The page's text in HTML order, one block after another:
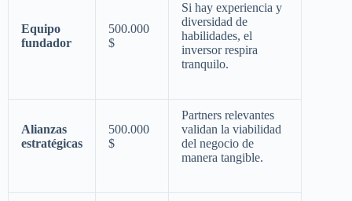
Equipo
fundador
500.000
$
Si hay experiencia y
diversidad de
habilidades, el
inversor respira
tranquilo.
Alianzas
estratégicas
500.000
$
Partners relevantes
validan la viabilidad
del negocio de
manera tangible.